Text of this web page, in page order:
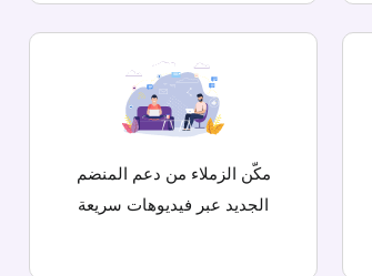
مكّن الزملاء من دعم المنضم
الجديد عبر فيديوهات سريعة